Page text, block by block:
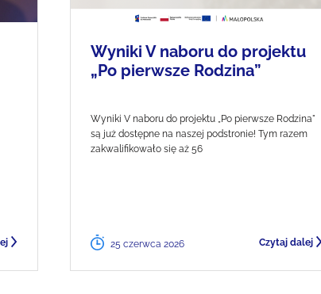
Wyniki V naboru do projektu
„Po pierwsze Rodzina”
Wyniki V naboru do projektu „Po pierwsze Rodzina"
są już dostępne na naszej podstronie! Tym razem
zakwalifikowało się aż 56
25 czerwca 2026 Czytaj dalej